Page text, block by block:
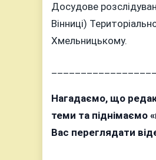
Досудове
Вінниці)
Хмельницькому.
Нагадаємо, що
теми та піднімаємо
Вас переглядати